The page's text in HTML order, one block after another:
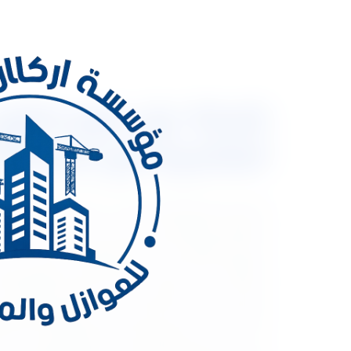
العالمية مع خصم 30% مع ضمان شامل
والمنشاْت وخصوصاً عندما يكون عميلة العزل قد
المملكة للعوازل شركة عزل فوم شرق الرياض ، يعد
والرطوبة و حدوث تسربات المياه وذلك لان الفوم
تكون سبب فى خروجها من حدود الاستثمار العقاري
ومواد تعمل علي حماية المباني من العوامل